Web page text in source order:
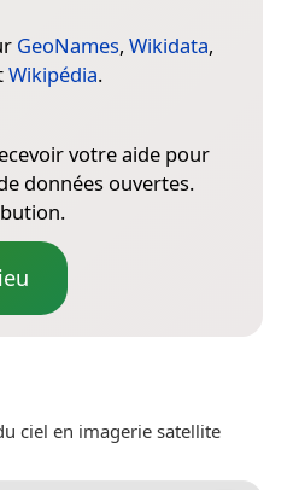
GeoNames, Wikidata,
Wikipédia.
votre aide pour
données ouvertes.
ciel en imagerie satellite